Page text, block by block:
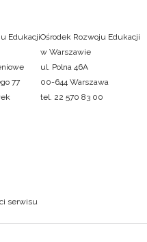
Edukacji
77
Ośrodek Rozwoju Edukacji
w Warszawie
ul. Polna 46A
00-644 Warszawa
tel. 22 570 83 00
serwisu